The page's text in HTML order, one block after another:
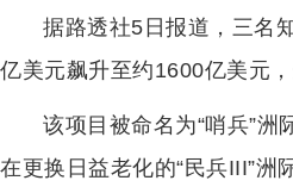
据路透社5日报道，三名
亿美元飙升至约1600亿美元
该项目被命名为“哨兵”
在更换日益老化的“民兵III”洲